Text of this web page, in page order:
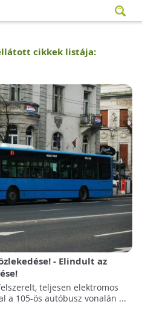
cikkek listája:
- Elindult az
teljesen elektromos
a 105-ös autóbusz vonalán ...